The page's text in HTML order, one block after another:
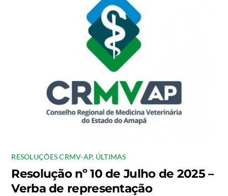
RESOLUÇÕES CRMV-AP, ÚLTIMAS
Resolução nº 10 de Julho de 2025 –
Verba de representação